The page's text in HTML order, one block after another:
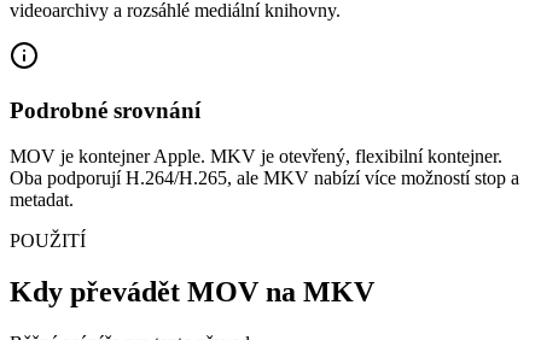
videoarchivy a rozsáhlé mediální knihovny.
Podrobné srovnání
MOV je kontejner Apple. MKV je otevřený, flexibilní kontejner.
Oba podporují H.264/H.265, ale MKV nabízí více možností stop a
metadat.
POUŽITÍ
Kdy převádět MOV na MKV